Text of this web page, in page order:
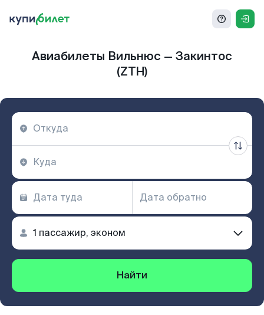
Авиабилеты Вильнюс — Закинтос
(ZTH)
Найти